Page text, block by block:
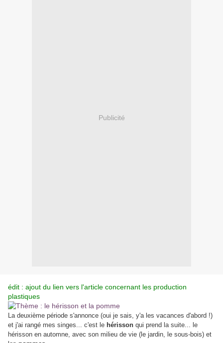
Publicité
édit : ajout du lien vers l'article concernant les production
plastiques
La deuxième période s'annonce (oui je sais, y'a les vacances d'abord !)
et j'ai rangé mes singes... c'est le hérisson qui prend la suite... le
hérisson en automne, avec son milieu de vie (le jardin, le sous-bois) et